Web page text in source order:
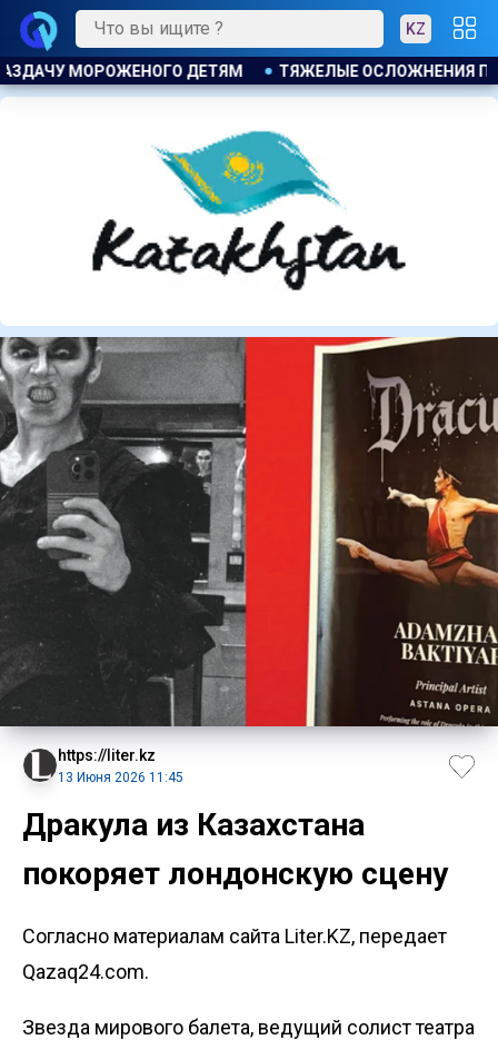
KZ
ПОСЛЕ ЛИПОСАКЦИИ ПРИВЕЛИ К ГРОМКОМУ
https://liter.kz
13 Июня 2026 11:45
Дракула из Казахстана
покоряет лондонскую сцену
Согласно материалам сайта Liter.KZ, передает
Qazaq24.com.
Звезда мирового балета, ведущий солист театра